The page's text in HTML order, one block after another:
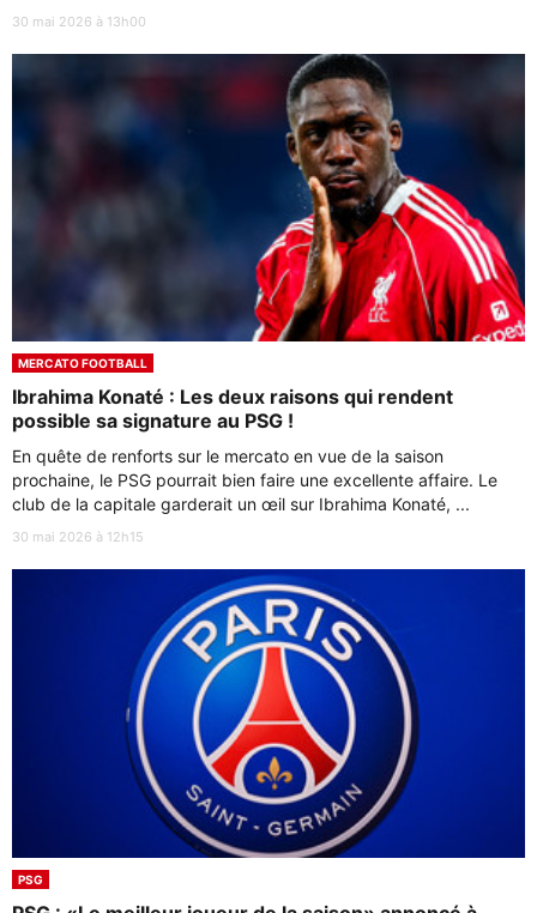
30 mai 2026 à 13h00
MERCATO FOOTBALL
Ibrahima Konaté : Les deux raisons qui rendent
possible sa signature au PSG !
En quête de renforts sur le mercato en vue de la saison
prochaine, le PSG pourrait bien faire une excellente affaire. Le
club de la capitale garderait un œil sur Ibrahima Konaté, ...
30 mai 2026 à 12h15
PSG